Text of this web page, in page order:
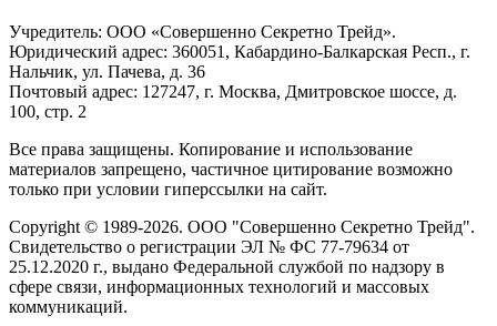
Учредитель: ООО «Совершенно Секретно Трейд».
Юридический адрес: 360051, Кабардино-Балкарская Респ., г.
Нальчик, ул. Пачева, д. 36
Почтовый адрес: 127247, г. Москва, Дмитровское шоссе, д.
100, стр. 2
Все права защищены. Копирование и использование
материалов запрещено, частичное цитирование возможно
только при условии гиперссылки на сайт.
Copyright © 1989-2026. ООО "Совершенно Секретно Трейд".
Свидетельство о регистрации ЭЛ № ФС 77-79634 от
25.12.2020 г., выдано Федеральной службой по надзору в
сфере связи, информационных технологий и массовых
коммуникаций.